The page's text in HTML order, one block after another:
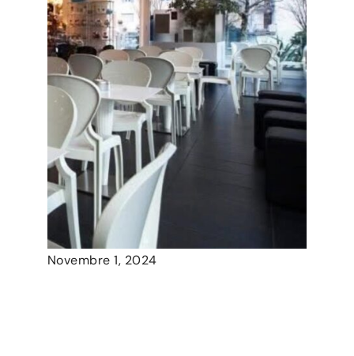
Novembre 1, 2024